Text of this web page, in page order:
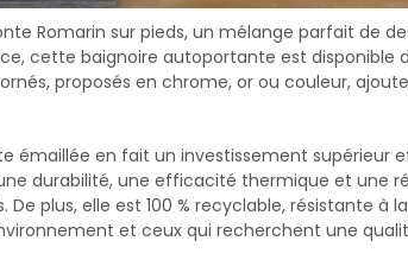
Romarin sur pieds, un mélange parfait de
cette baignoire autoportante est disponible
proposés en chrome, or ou couleur,
émaillée en fait un investissement supérieur
durabilité, une efficacité thermique et une
plus, elle est 100 % recyclable, résistante à
et ceux qui recherchent une